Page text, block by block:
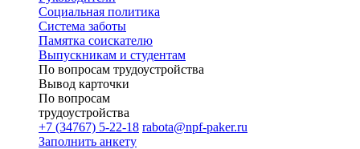
Cоциальная политика
Система заботы
Памятка соискателю
Выпускникам и студентам
По вопросам трудоустройства
Вывод карточки
По вопросам
трудоустройства
+7 (34767) 5-22-18 rabota@npf-paker.ru
Заполнить анкету